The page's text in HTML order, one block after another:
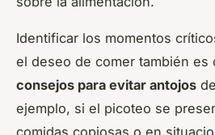
Identificar los momentos
el deseo de comer también es
consejos para evitar antojos
ejemplo, si el picoteo se
comidas copiosas o en